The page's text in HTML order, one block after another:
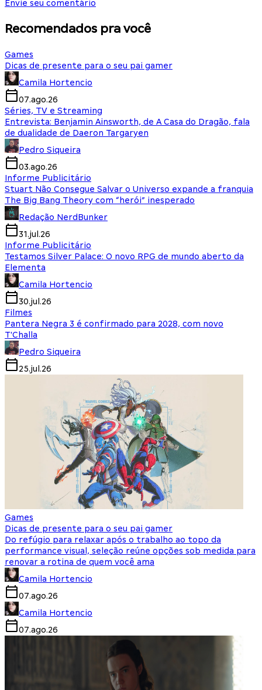
Envie seu comentário
Recomendados pra você
Games
Dicas de presente para o seu pai gamer
Camila Hortencio
07.ago.26
Séries, TV e Streaming
Entrevista: Benjamin Ainsworth, de A Casa do Dragão, fala
de dualidade de Daeron Targaryen
Pedro Siqueira
03.ago.26
Informe Publicitário
Stuart Não Consegue Salvar o Universo expande a franquia
The Big Bang Theory com “herói” inesperado
Redação NerdBunker
31.jul.26
Informe Publicitário
Testamos Silver Palace: O novo RPG de mundo aberto da
Elementa
Camila Hortencio
30.jul.26
Filmes
Pantera Negra 3 é confirmado para 2028, com novo
T'Challa
Pedro Siqueira
25.jul.26
Games
Dicas de presente para o seu pai gamer
Do refúgio para relaxar após o trabalho ao topo da
performance visual, seleção reúne opções sob medida para
renovar a rotina de quem você ama
Camila Hortencio
07.ago.26
Camila Hortencio
07.ago.26